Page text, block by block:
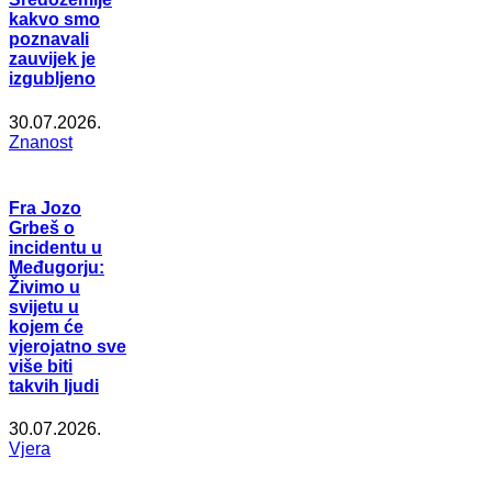
kakvo smo
poznavali
zauvijek je
izgubljeno
30.07.2026.
Znanost
Fra Jozo
Grbeš o
incidentu u
Međugorju:
Živimo u
svijetu u
kojem će
vjerojatno sve
više biti
takvih ljudi
30.07.2026.
Vjera